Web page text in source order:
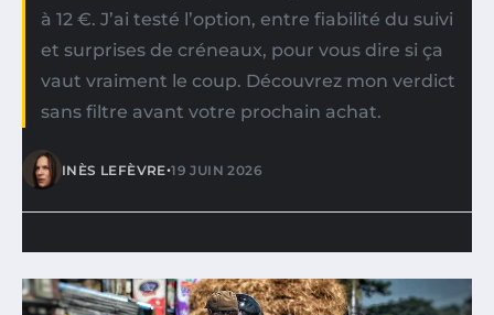
à 12 €. J’ai testé l’option, entre fiabilité du suivi
et surprises de créneaux, pour vous dire si ça
vaut vraiment le coup. Découvrez mon verdict
sans filtre avant votre prochain achat.
INÈS LEFÈVRE•19 JUIN 2026